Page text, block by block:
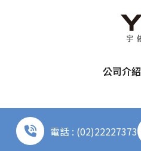
公司介紹
電話 : (02)22227373